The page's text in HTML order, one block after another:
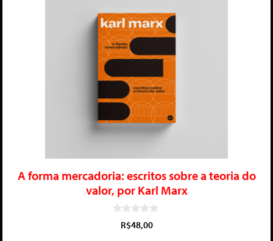
A forma mercadoria: escritos sobre a teoria do
valor, por Karl Marx
R$48,00